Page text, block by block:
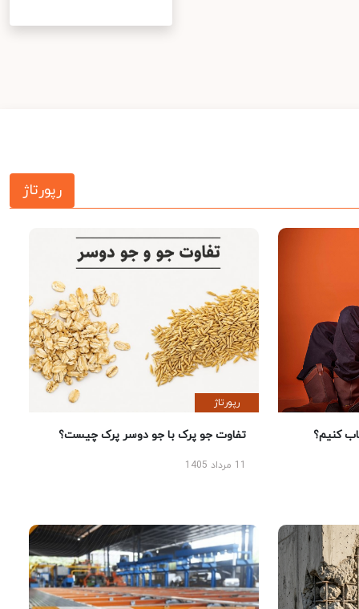
رپورتاژ
کنیم؟
رپورتاژ
تفاوت جو پرک با جو دوسر پرک چیست؟